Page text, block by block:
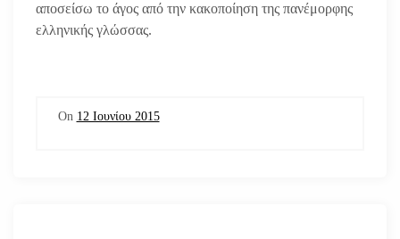
αποσείσω το άγος από την κακοποίηση της πανέμορφης
ελληνικής γλώσσας.
On 12 Ιουνίου 2015